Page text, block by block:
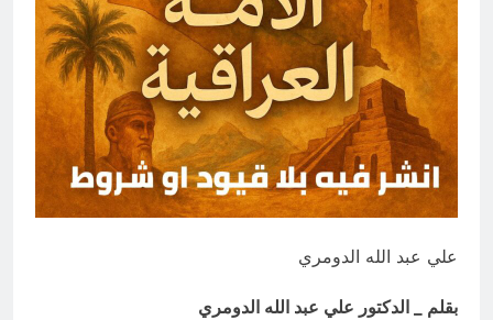
16 ساعة Ago
ماذا لو كان المدير اقوى من الوزير
؟
16 ساعة Ago
علي عبد الله الدومري
بقلم _ الدكتور علي عبد الله الدومري